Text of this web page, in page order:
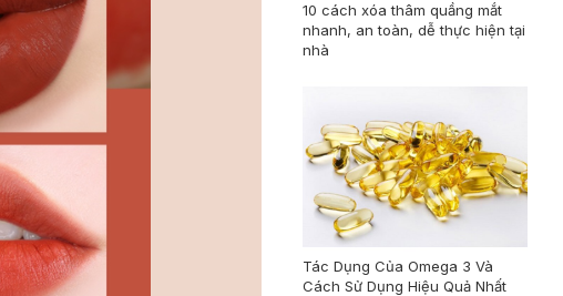
10 cách xóa thâm quầng mắt
nhanh, an toàn, dễ thực hiện tại
nhà
Tác Dụng Của Omega 3 Và
Cách Sử Dụng Hiệu Quả Nhất